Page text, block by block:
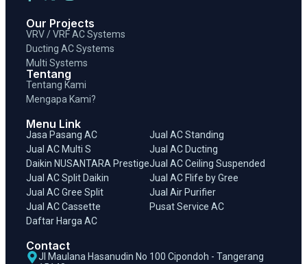
Our Projects
VRV / VRF AC Systems
Ducting AC Systems
Multi Systems
Tentang
Tentang Kami
Mengapa Kami?
Menu Link
Jasa Pasang AC
Jual AC Multi S
Daikin NUSANTARA Prestige
Jual AC Split Daikin
Jual AC Gree Split
Jual AC Cassette
Daftar Harga AC
Jual AC Standing
Jual AC Ducting
Jual AC Ceiling Suspended
Jual AC Flife by Gree
Jual Air Purifier
Pusat Service AC
Contact
Jl Maulana Hasanudin No 100 Cipondoh - Tangerang